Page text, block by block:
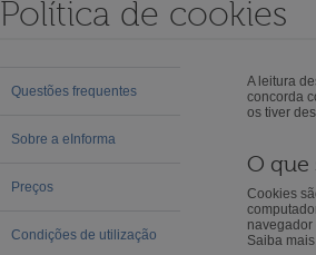
Política de cookies
Questões frequentes
Sobre a eInforma
Preços
Condições de utilização
A leitura
concorda
os tiver
O que
Cookies
navegador
Saiba